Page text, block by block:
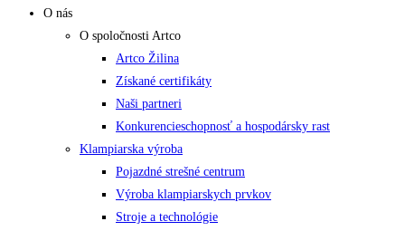
O nás
O spoločnosti Artco
Artco Žilina
Získané certifikáty
Naši partneri
Konkurencieschopnosť a hospodársky rast
Klampiarska výroba
Pojazdné strešné centrum
Výroba klampiarskych prvkov
Stroje a technológie